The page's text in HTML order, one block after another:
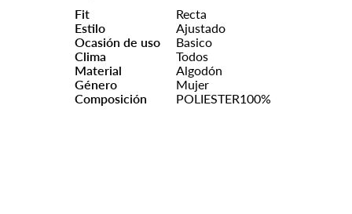
Fit
Recta
Estilo
Ajustado
Ocasión de uso
Basico
Clima
Todos
Material
Algodón
Género
Mujer
Composición
POLIESTER100%